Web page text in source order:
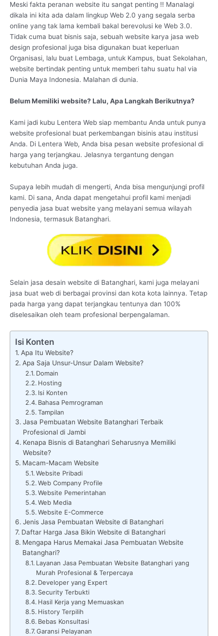
Meski fakta peranan website itu sangat penting !! Manalagi
dikala ini kita ada dalam lingkup Web 2.0 yang segala serba
online yang tak lama kembali bakal berevolusi ke Web 3.0.
Tidak cuma buat bisnis saja, sebuah website karya jasa web
design profesional juga bisa digunakan buat keperluan
Organisasi, lalu buat Lembaga, untuk Kampus, buat Sekolahan,
website bertindak penting untuk memberi tahu suatu hal via
Dunia Maya Indonesia. Malahan di dunia.
Belum Memiliki website? Lalu, Apa Langkah Berikutnya?
Kami jadi kubu Lentera Web siap membantu Anda untuk punya
website profesional buat perkembangan bisinis atau institusi
Anda. Di Lentera Web, Anda bisa pesan website profesional di
harga yang terjangkau. Jelasnya tergantung dengan
kebutuhan Anda juga.
Supaya lebih mudah di mengerti, Anda bisa mengunjungi profil
kami. Di sana, Anda dapat mengetahui profil kami menjadi
penyedia jasa buat website yang melayani semua wilayah
Indonesia, termasuk Batanghari.
Selain jasa desain website di Batanghari, kami juga melayani
jasa buat web di berbagai provinsi dan kota kota lainnya. Tetap
pada harga yang dapat terjangkau tentunya dan 100%
diselesaikan oleh team profesional berpengalaman.
Isi Konten
Apa Itu Website?
Apa Saja Unsur-Unsur Dalam Website?
Domain
Hosting
Isi Konten
Bahasa Pemrograman
Tampilan
Jasa Pembuatan Website Batanghari Terbaik
Profesional di Jambi
Kenapa Bisnis di Batanghari Seharusnya Memiliki
Website?
Macam-Macam Website
Website Pribadi
Web Company Profile
Website Pemerintahan
Web Media
Website E-Commerce
Jenis Jasa Pembuatan Website di Batanghari
Daftar Harga Jasa Bikin Website di Batanghari
Mengapa Harus Memakai Jasa Pembuatan Website
Batanghari?
Layanan Jasa Pembuatan Website Batanghari yang
Murah Profesional & Terpercaya
Developer yang Expert
Security Terbukti
Hasil Kerja yang Memuaskan
History Terpilih
Bebas Konsultasi
Garansi Pelayanan